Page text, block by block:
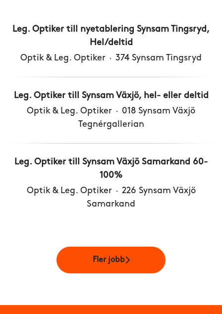
Leg. Optiker till nyetablering Synsam Tingsryd,
Hel/deltid
Optik & Leg. Optiker · 374 Synsam Tingsryd
Leg. Optiker till Synsam Växjö, hel- eller deltid
Optik & Leg. Optiker · 018 Synsam Växjö
Tegnérgallerian
Leg. Optiker till Synsam Växjö Samarkand 60-
100%
Optik & Leg. Optiker · 226 Synsam Växjö
Samarkand
Fler jobb